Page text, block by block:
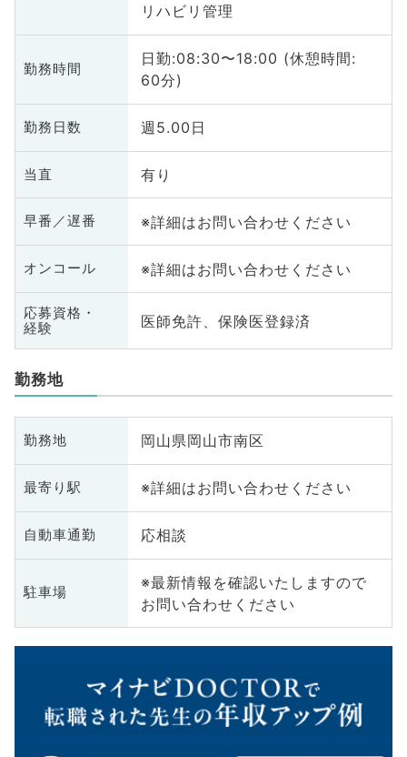
リハビリ管理
勤務時間
日勤:08:30〜18:00 (休憩時間:
60分)
勤務日数 週5.00日
当直 有り
早番／遅番 ※詳細はお問い合わせください
オンコール ※詳細はお問い合わせください
応募資格・
経験
医師免許、保険医登録済
勤務地
勤務地 岡山県岡山市南区
最寄り駅 ※詳細はお問い合わせください
自動車通勤 応相談
駐車場
※最新情報を確認いたしますので
お問い合わせください